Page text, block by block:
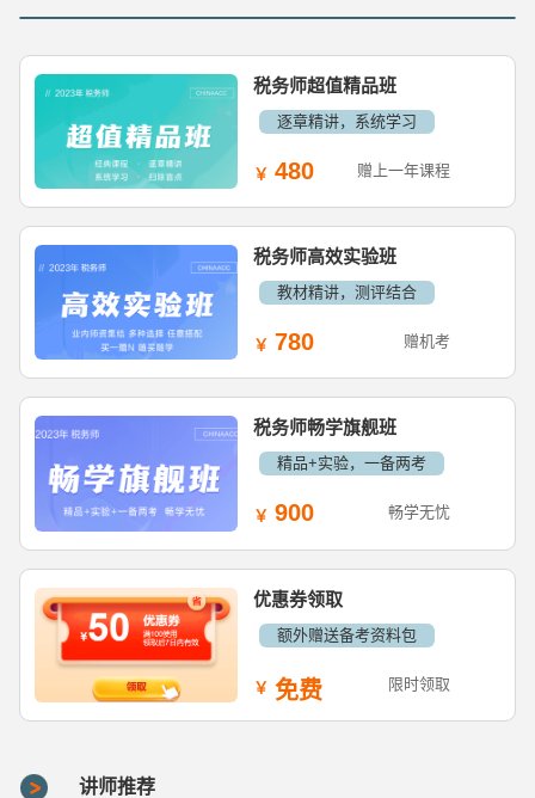
税务师超值精品班
逐章精讲，系统学习
480 赠上一年课程
税务师高效实验班
教材精讲，测评结合
780 赠机考
税务师畅学旗舰班
精品+实验，一备两考
900 畅学无忧
优惠券领取
额外赠送备考资料包
免费 限时领取
讲师推荐